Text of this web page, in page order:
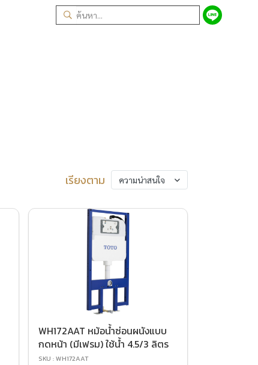
เรียงตาม ความน่าสนใจ
WH172AAT หม้อน้ำซ่อนผนังแบบ
กดหน้า (มีเฟรม) ใช้น้ำ 4.5/3 ลิตร
SKU : WH172AAT